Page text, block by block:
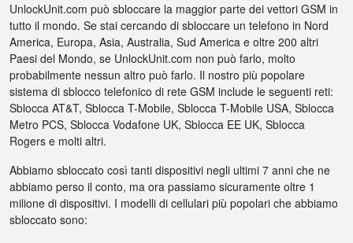
UnlockUnit.com può sbloccare la maggior parte dei vettori GSM in
tutto il mondo. Se stai cercando di sbloccare un telefono in Nord
America, Europa, Asia, Australia, Sud America e oltre 200 altri
Paesi del Mondo, se UnlockUnit.com non può farlo, molto
probabilmente nessun altro può farlo. Il nostro più popolare
sistema di sblocco telefonico di rete GSM include le seguenti reti:
Sblocca AT&T, Sblocca T-Mobile, Sblocca T-Mobile USA, Sblocca
Metro PCS, Sblocca Vodafone UK, Sblocca EE UK, Sblocca
Rogers e molti altri.
Abbiamo sbloccato così tanti dispositivi negli ultimi 7 anni che ne
abbiamo perso il conto, ma ora passiamo sicuramente oltre 1
milione di dispositivi. I modelli di cellulari più popolari che abbiamo
sbloccato sono: